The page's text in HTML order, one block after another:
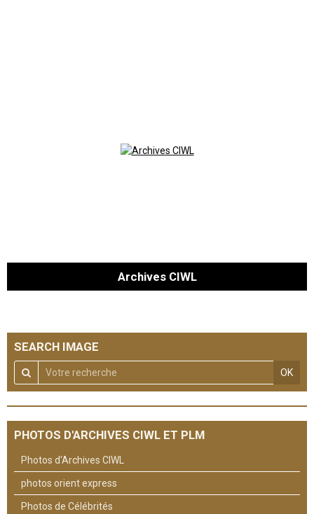
Archives CIWL
SEARCH IMAGE
OK
PHOTOS D'ARCHIVES CIWL ET PLM
Photos d'Archives CIWL
photos orient express
Photos de Célébrités